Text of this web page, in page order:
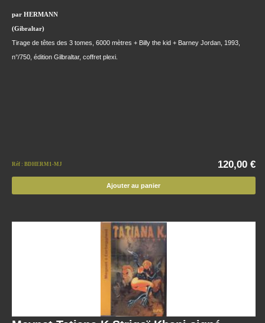
par HERMANN
(Gibraltar)
Tirage de têtes des 3 tomes, 6000 mètres + Billy the kid + Barney Jordan, 1993,
n°/750, édition Gilbraltar, coffret plexi.
Réf : BDHERM1-MJ 120,00 €
Ajouter au panier